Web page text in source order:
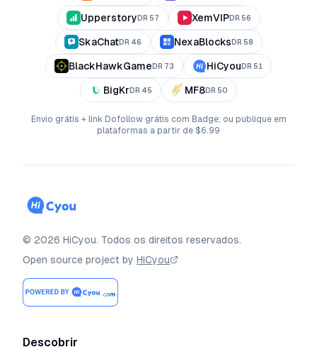
Upperstory DR 57 XemVIPDR 56
SkaChatDR 46 NexaBlocks DR 58
BlackHawkGame DR 73 HiCyou DR 51
BigKr DR 45 MF8DR 50
Envio grátis + link Dofollow grátis com Badge; ou publique em
plataformas a partir de $6.99
© 2026 HiCyou. Todos os direitos reservados.
Open source project by HiCyou
Descobrir